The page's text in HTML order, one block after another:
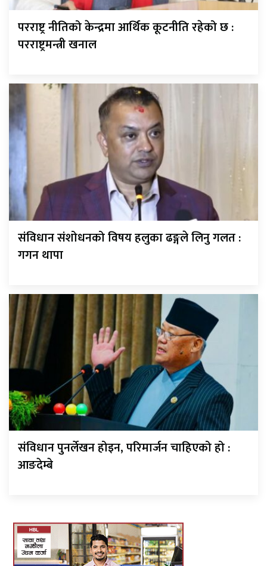
परराष्ट्र नीतिको केन्द्रमा आर्थिक कूटनीति रहेको छ :
परराष्ट्रमन्त्री खनाल
संविधान संशोधनको विषय हलुका ढङ्गले लिनु गलत :
गगन थापा
संविधान पुनर्लेखन होइन, परिमार्जन चाहिएको हो :
आङदेम्बे